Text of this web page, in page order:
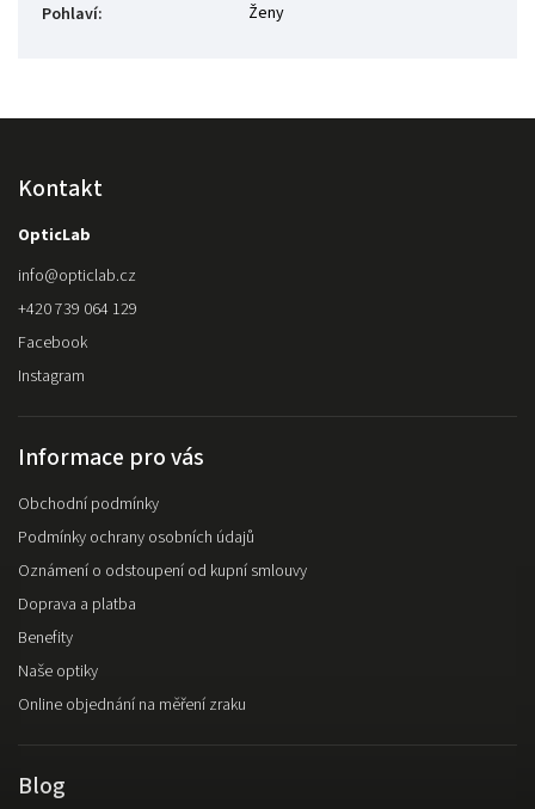
Pohlaví: Ženy
Kontakt
OpticLab
info@opticlab.cz
+420 739 064 129
Facebook
Instagram
Informace pro vás
Obchodní podmínky
Podmínky ochrany osobních údajů
Oznámení o odstoupení od kupní smlouvy
Doprava a platba
Benefity
Naše optiky
Online objednání na měření zraku
Blog